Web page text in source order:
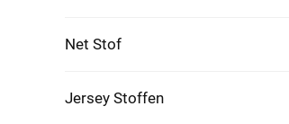
Net Stof
Jersey Stoffen